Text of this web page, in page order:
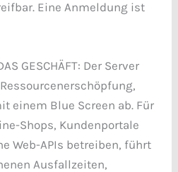
Eine Anmeldung ist
GESCHÄFT: Der Server
einem Blue Screen ab. Für
Shops, Kundenportale
Web-APIs betreiben, führt
Ausfallzeiten,